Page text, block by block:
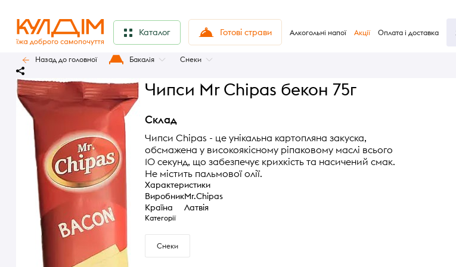
Каталог Готові страви Алкогольні напої Акції Оплата і доставка
Назад до головної Бакалія Снеки
Чипси Mr Chipas бекон 75г
Склад
Чипси Chipas - це унікальна картопляна закуска,
обсмажена у високоякісному ріпаковому маслі всього
10 секунд, що забезпечує крихкість та насичений смак.
Не містить пальмової олії.
Характеристики
ВиробникMr.Chipas
Країна
Латвія
Категорії
Снеки